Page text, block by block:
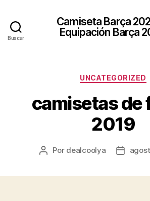
Buscar
Camiseta Barça
Equipación Barça
UNCATEGORIZED
camisetas de
2019
Autor
Por dealcoolya
Fecha